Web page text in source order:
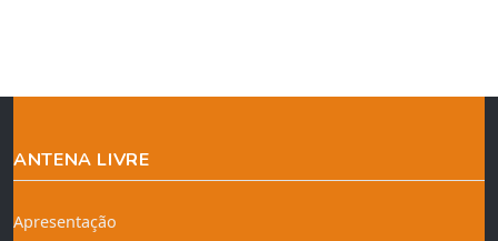
ANTENA LIVRE
Apresentação